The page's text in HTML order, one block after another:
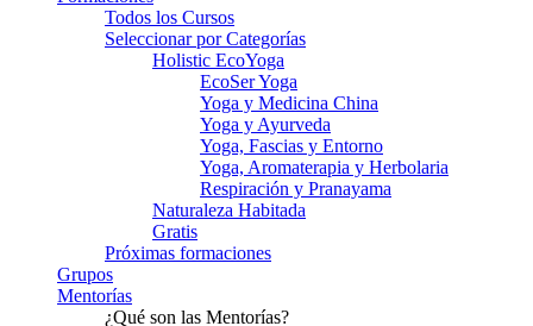
Todos los Cursos
Seleccionar por Categorías
Holistic EcoYoga
EcoSer Yoga
Yoga y Medicina China
Yoga y Ayurveda
Yoga, Fascias y Entorno
Yoga, Aromaterapia y Herbolaria
Respiración y Pranayama
Naturaleza Habitada
Gratis
Próximas formaciones
Grupos
Mentorías
¿Qué son las Mentorías?